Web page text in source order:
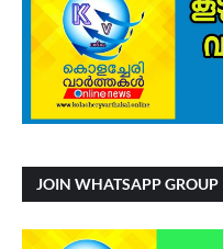
JOIN WHATSAPP GROUP